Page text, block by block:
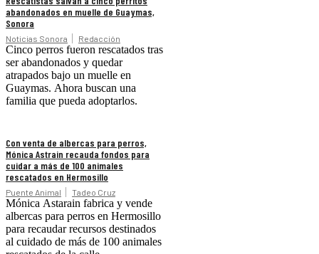
abandonados en muelle de Guaymas,
Sonora
Noticias Sonora Redacción
Cinco perros fueron rescatados tras
ser abandonados y quedar
atrapados bajo un muelle en
Guaymas. Ahora buscan una
familia que pueda adoptarlos.
Con venta de albercas para perros,
Mónica Astrain recauda fondos para
cuidar a más de 100 animales
rescatados en Hermosillo
Puente Animal Tadeo Cruz
Mónica Astarain fabrica y vende
albercas para perros en Hermosillo
para recaudar recursos destinados
al cuidado de más de 100 animales